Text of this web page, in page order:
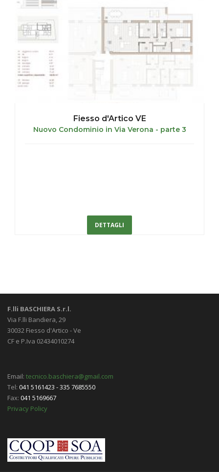
Fiesso d'Artico VE
Nuovo Condominio in Via Verona - parte 3
DETTAGLI
F.lli BASCHIERA S.r.l.
Via F.lli Bandiera, 29
30032 Fiesso d'Artico - Ve
CF e P.Iva 02434010274
Email: tecnico.baschiera@gmail.com
Tel: 041 5161423 - 335 7685550
Fax: 041 5169667
Privacy Policy